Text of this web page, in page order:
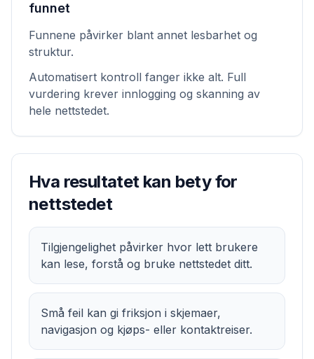
funnet
Funnene påvirker blant annet lesbarhet og
struktur.
Automatisert kontroll fanger ikke alt. Full
vurdering krever innlogging og skanning av
hele nettstedet.
Hva resultatet kan bety for
nettstedet
Tilgjengelighet påvirker hvor lett brukere
kan lese, forstå og bruke nettstedet ditt.
Små feil kan gi friksjon i skjemaer,
navigasjon og kjøps- eller kontaktreiser.